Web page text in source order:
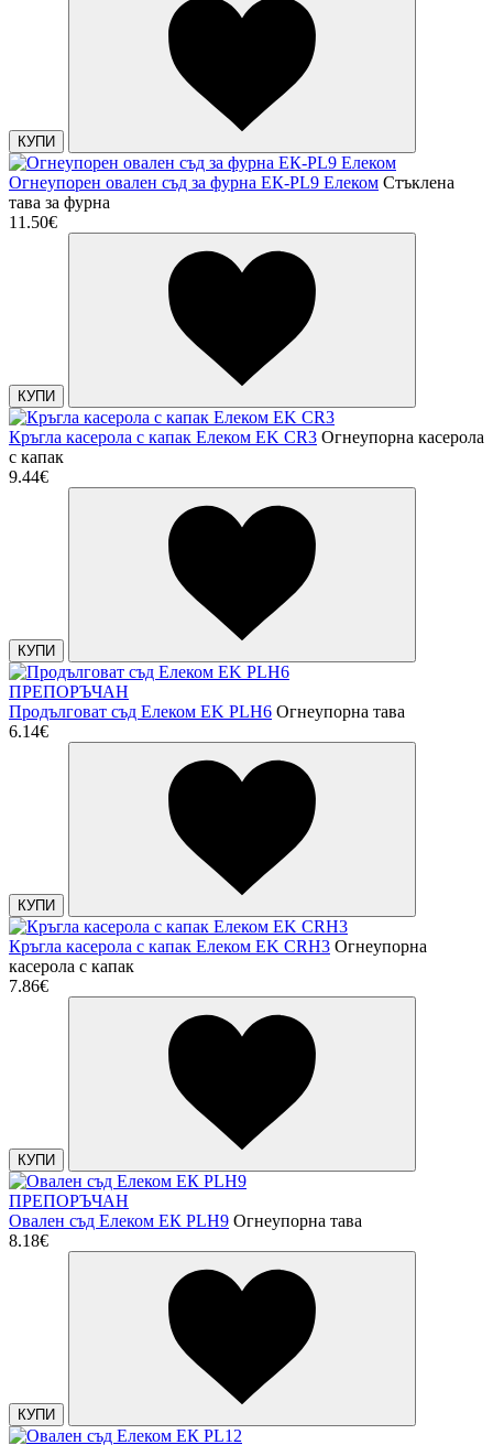
КУПИ
Огнеупорен овален съд за фурна ЕК-PL9 Елеком Стъклена
тава за фурна
11.50€
КУПИ
Кръгла касерола с капак Елеком EK CR3 Огнеупорна касерола
с капак
9.44€
КУПИ
ПРЕПОРЪЧАН
Продълговат съд Елеком EK PLH6 Огнеупорна тава
6.14€
КУПИ
Кръгла касерола с капак Елеком EK CRH3 Огнеупорна
касерола с капак
7.86€
КУПИ
ПРЕПОРЪЧАН
Овален съд Елеком ЕК PLH9 Огнеупорна тава
8.18€
КУПИ